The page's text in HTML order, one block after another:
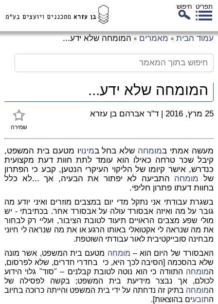
תפריט חיפוש
עמוד הבית » מאמרים » המומחה שלא ידע...
המומחה שלא ידע...
שמירה
25 מרץ, 2016 | ד"ר אברהם בן עזרא
מעשה אמתי במומחה שלא בחל במינויו מטעם בית המשפט,
קיבל שכר טרחה כאילו הוא עומד לתת חוות דעת מקצועית
כנדרש, אישר קיומו של הליקוי העיקרי הנטען, קבע כי הפתרון
של מומחה התביעה לא יפתור את הבעיה, אך ...לא כלל
בחוות דעתו פתרון חליפי.
בשגרת עבודתי אני נתקל מדי יום במצבים מוזרים ואיני יודע מה
גובר על מה ואיזה אבסורד עולה על אבסורד אחר. בכתיבתי - יש
מולי שפע מצבים הראויים תיעוד לטובת הציבור, ועליי רק לבחור
את מה שנראה לי אקטואלי באותו הרגע או את מה שנראה לי חיוני
מבחינה סובייקטיבית לאור עבודתי השוטפת.
האבסורד של היום הוא – מומחה מטעם בית המשפט, אשר מונה
שלא בהסכמה [הסיבה לכך היא, כי בחדרי חדרים, שלא לפרסום,
המומחה התוודה כי הוא נוטה לטובת קבלנים – "סוד" גלוי הידוע
לכולם, אך נבצר מידיעת בית המשפט; בקשה לפסילה של
המומחה בתיק זה נדחתה על ידי בית המשפט והייתה כרוכה בחיוב
התובעים בהוצאות].